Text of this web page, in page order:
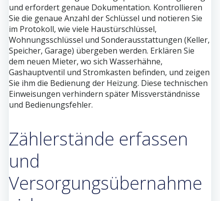
und erfordert genaue Dokumentation. Kontrollieren
Sie die genaue Anzahl der Schlüssel und notieren Sie
im Protokoll, wie viele Haustürschlüssel,
Wohnungsschlüssel und Sonderausstattungen (Keller,
Speicher, Garage) übergeben werden. Erklären Sie
dem neuen Mieter, wo sich Wasserhähne,
Gashauptventil und Stromkasten befinden, und zeigen
Sie ihm die Bedienung der Heizung. Diese technischen
Einweisungen verhindern später Missverständnisse
und Bedienungsfehler.
Zählerstände erfassen
und
Versorgungsübernahme